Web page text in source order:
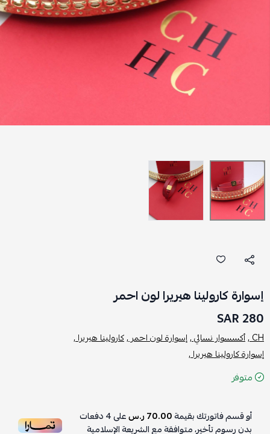
إسوارة كارولينا هيريرا لون احمر
280 SAR
CH , أكسسوار نسائي ,إسوارة لون احمر ,كارولينا هيريرا ,
إسوارة كارولينا هيريرا ,
متوفر
أو قسم فاتورتك بقيمة70.00 ر.س على4دفعات
بدون رسوم تأخير، متوافقة مع الشريعة الإسلامية